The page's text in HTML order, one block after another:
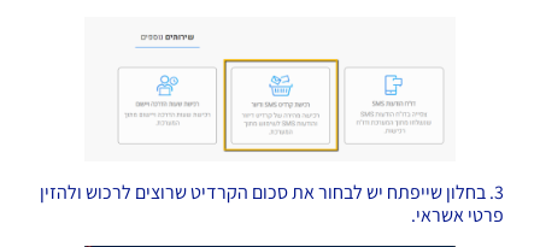
3. בחלון שייפתח יש לבחור את סכום הקרדיט שרוצים לרכוש ולהזין
פרטי אשראי.